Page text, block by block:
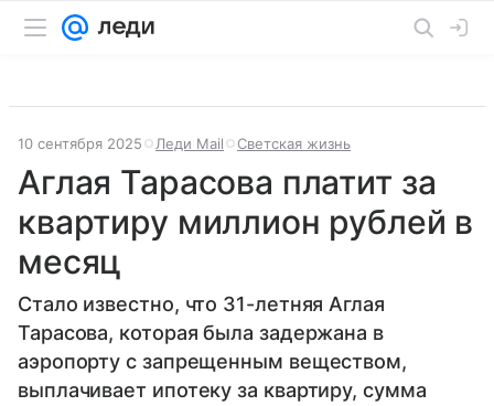
10 сентября 2025 Леди Mail Светская жизнь
Аглая Тарасова платит за
квартиру миллион рублей в
месяц
Стало известно, что 31-летняя Аглая
Тарасова, которая была задержана в
аэропорту с запрещенным веществом,
выплачивает ипотеку за квартиру, сумма